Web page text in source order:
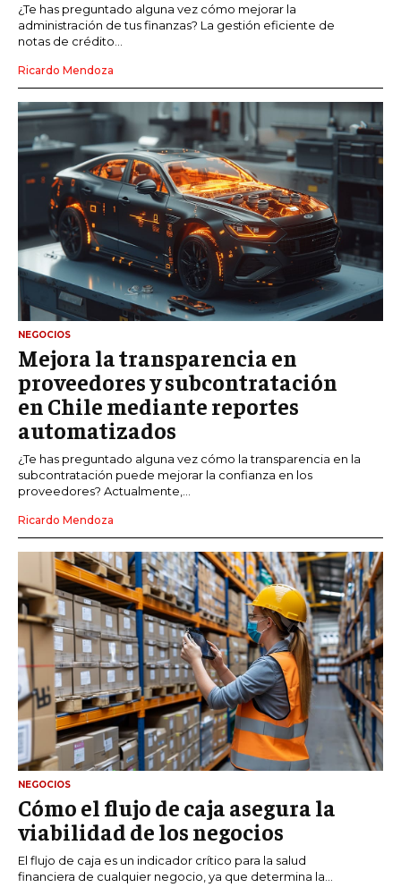
¿Te has preguntado alguna vez cómo mejorar la
administración de tus finanzas? La gestión eficiente de
notas de crédito...
Ricardo Mendoza
NEGOCIOS
Mejora la transparencia en
proveedores y subcontratación
en Chile mediante reportes
automatizados
¿Te has preguntado alguna vez cómo la transparencia en la
subcontratación puede mejorar la confianza en los
proveedores? Actualmente,...
Ricardo Mendoza
NEGOCIOS
Cómo el flujo de caja asegura la
viabilidad de los negocios
El flujo de caja es un indicador crítico para la salud
financiera de cualquier negocio, ya que determina la...